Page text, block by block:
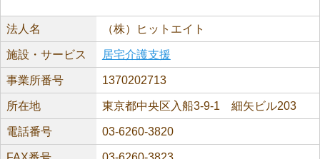
法人名 （株）ヒットエイト
施設・サービス 居宅介護支援
事業所番号 1370202713
所在地 東京都中央区入船3-9-1 細矢ビル203
電話番号 03-6260-3820